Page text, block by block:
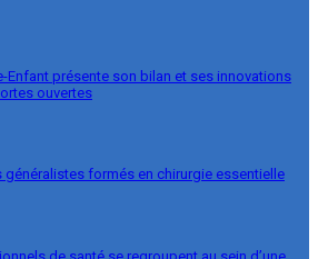
Enfant présente son bilan et ses innovations
ouvertes
généralistes formés en chirurgie essentielle